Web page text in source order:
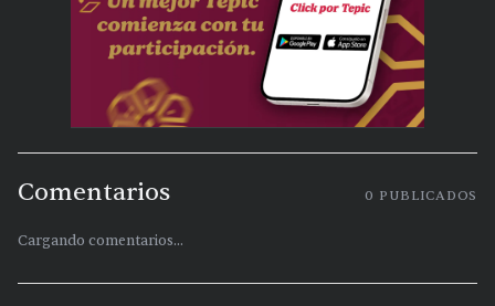
Comentarios 0 PUBLICADOS
Cargando comentarios...